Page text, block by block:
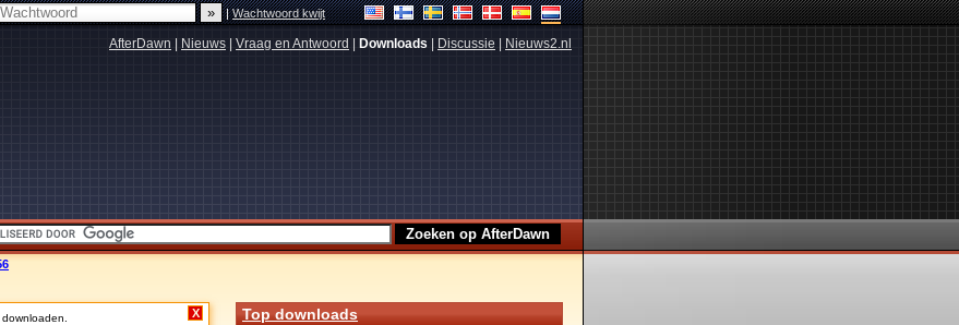
|Wachtwoord kwijt
AfterDawn Nieuws Vraag en Antwoord Downloads Discussie Nieuws2.nl
downloaden. X Top downloads